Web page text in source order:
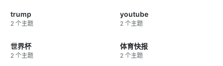
trump
2 个主题
youtube
2 个主题
世界杯
2 个主题
体育快报
2 个主题